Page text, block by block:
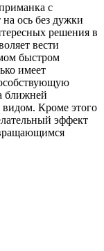
с
на ось без дужки
решения в
вести
быстром
имеет
ближней
Кроме этого
эффект